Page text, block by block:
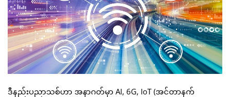
ဒီနည်းပညာသစ်ဟာ အနာဂတ်မှာ AI, 6G, IoT (အင်တာနက်